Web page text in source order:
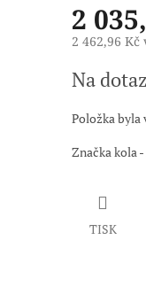
2
2 462,96 Kč
cena:
Na dotaz
Položka
Značka kola
TISK